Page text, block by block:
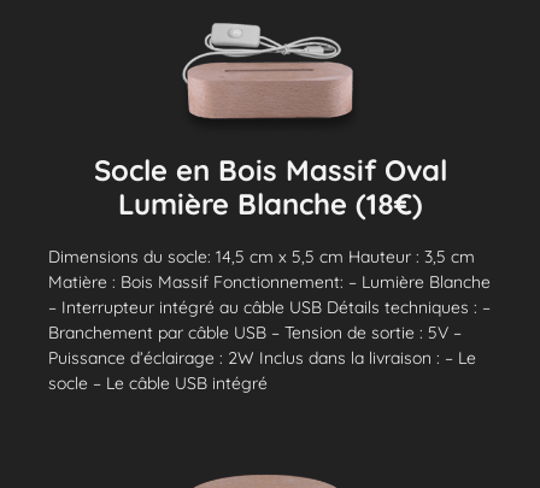
Socle en Bois Massif Oval
Lumière Blanche (18€)
Dimensions du socle: 14,5 cm x 5,5 cm Hauteur : 3,5 cm
Matière : Bois Massif Fonctionnement: – Lumière Blanche
– Interrupteur intégré au câble USB Détails techniques : –
Branchement par câble USB – Tension de sortie : 5V –
Puissance d’éclairage : 2W Inclus dans la livraison : – Le
socle – Le câble USB intégré